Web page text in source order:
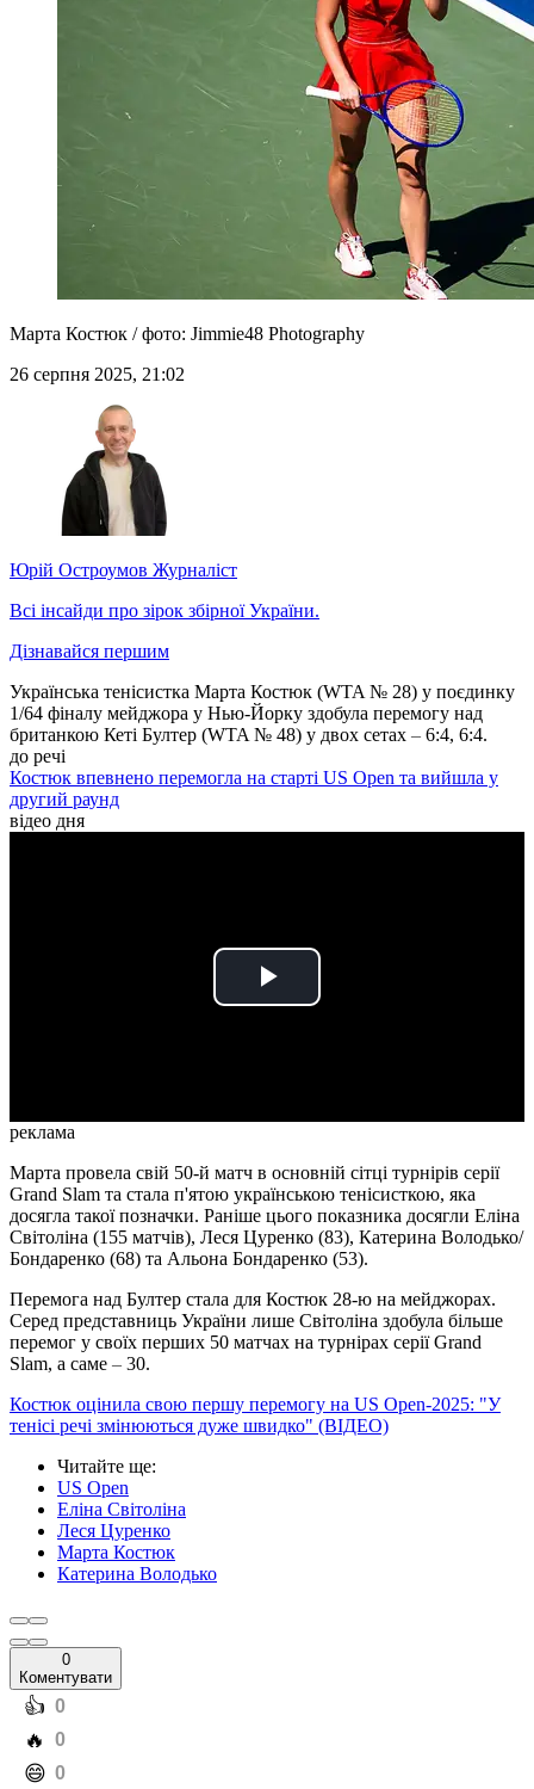
Марта Костюк / фото: Jimmie48 Photography
26 серпня 2025, 21:02
Юрій Остроумов Журналіст
Всі інсайди про зірок збірної України.
Дізнавайся першим
Українська тенісистка Марта Костюк (WTA № 28) у поєдинку
1/64 фіналу мейджора у Нью-Йорку здобула перемогу над
британкою Кеті Бултер (WTA № 48) у двох сетах – 6:4, 6:4.
до речі
Костюк впевнено перемогла на старті US Open та вийшла у
другий раунд
відео дня
Play
реклама
Марта провела свій 50-й матч в основній сітці турнірів серії
Grand Slam та стала п'ятою українською тенісисткою, яка
досягла такої позначки. Раніше цього показника досягли Еліна
Світоліна (155 матчів), Леся Цуренко (83), Катерина Володько/
Бондаренко (68) та Альона Бондаренко (53).
Перемога над Бултер стала для Костюк 28-ю на мейджорах.
Серед представниць України лише Світоліна здобула більше
перемог у своїх перших 50 матчах на турнірах серії Grand
Slam, а саме – 30.
Костюк оцінила свою першу перемогу на US Open-2025: "У
тенісі речі змінюються дуже швидко" (ВІДЕО)
Читайте ще:
US Open
Еліна Світоліна
Леся Цуренко
Марта Костюк
Катерина Володько
0
Коментувати
️👍 0
️🔥 0
️😄 0